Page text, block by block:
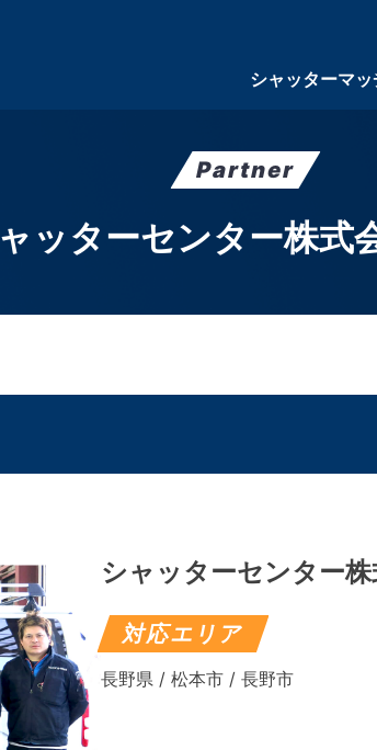
シャッターマ
Partner
ッターセンター株式
シャッターセンター
対応エリア
長野県 / 松本市 / 長野市